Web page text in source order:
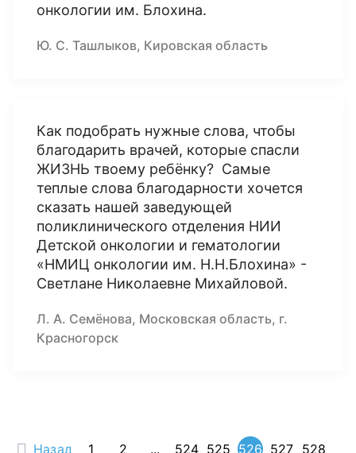
онкологии им. Блохина.
Ю. С. Ташлыков, Кировская область
Как подобрать нужные слова, чтобы
благодарить врачей, которые спасли
ЖИЗНЬ твоему ребёнку? Самые
теплые слова благодарности хочется
сказать нашей заведующей
поликлинического отделения НИИ
Детской онкологии и гематологии
«НМИЦ онкологии им. Н.Н.Блохина» -
Светлане Николаевне Михайловой.
Л. А. Семёнова, Московская область, г.
Красногорск
Назад 1 2 ... 524 525 526 527 528